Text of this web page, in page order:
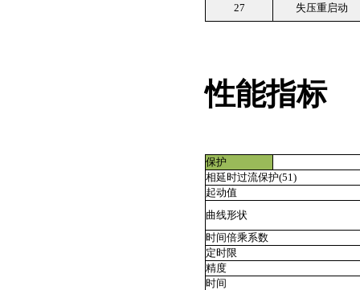
27 失压重启动
性能指标
保护
相延时过流保护(51)
起动值
曲线形状
时间倍乘系数
定时限
精度
时间